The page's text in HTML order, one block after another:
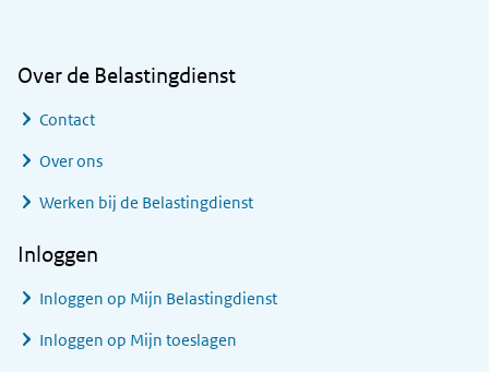
Over de Belastingdienst
Contact
Over ons
Werken bij de Belastingdienst
Inloggen
Inloggen op Mijn Belastingdienst
Inloggen op Mijn toeslagen